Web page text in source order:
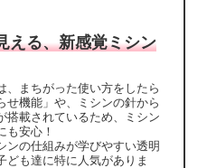
える、新感覚ミシン
、まちがった使い方をしたら
せ機能」や、ミシンの針から
搭載されているため、ミシン
も安心！
ンの仕組みが学びやすい透明
ども達に特に人気がありま